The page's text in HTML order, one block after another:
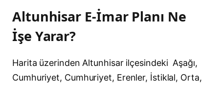
Altunhisar E-İmar Planı Ne
İşe Yarar?
Harita üzerinden Altunhisar ilçesindeki Aşağı,
Cumhuriyet, Cumhuriyet, Erenler, İstiklal, Orta,